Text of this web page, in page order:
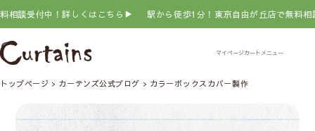
談受付中！詳しくはこちら▶ 駅から徒歩1分！東京自由が丘店で無料相
トップページ カーテンズ公式ブログ カラーボックスカバー製作